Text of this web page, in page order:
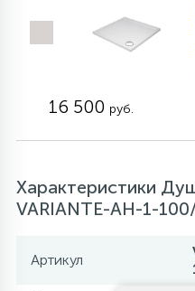
16 500 руб.
Характеристики
VARIANTE-AH-1-
Артикул